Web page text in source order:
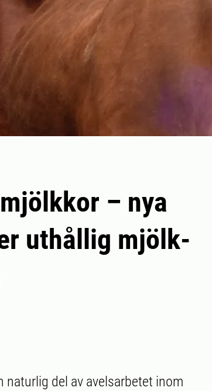
– nya
uthållig mjölk-
naturlig del av avelsarbetet inom